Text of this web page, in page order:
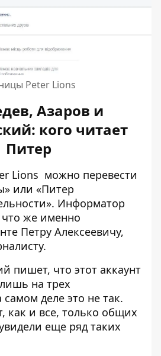
Peter Lions
Азаров и
кого читает
Питер
Lions можно перевести
или «Питер
Информатор
же именно
Петру Алексеевичу,
пишет, что этот аккаунт
на трех
деле это не так.
как и все, только общих
еще ряд таких